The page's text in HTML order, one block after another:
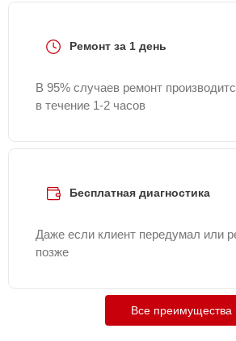
Ремонт за 1 день
В 95% случаев ремонт
в течение 1-2 часов
Бесплатная диагностика
Даже если клиент передумал или
позже
Все преимущества